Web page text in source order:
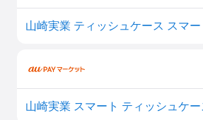
山崎実業 ティッシュケース スマ